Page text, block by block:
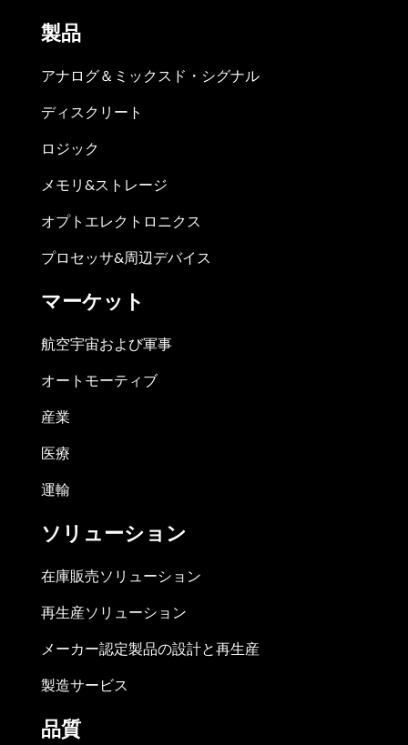
製品
アナログ＆ミックスド・シグナル
ディスクリート
ロジック
メモリ&ストレージ
オプトエレクトロニクス
プロセッサ&周辺デバイス
マーケット
航空宇宙および軍事
オートモーティブ
産業
医療
運輸
ソリューション
在庫販売ソリューション
再生産ソリューション
メーカー認定製品の設計と再生産
製造サービス
品質